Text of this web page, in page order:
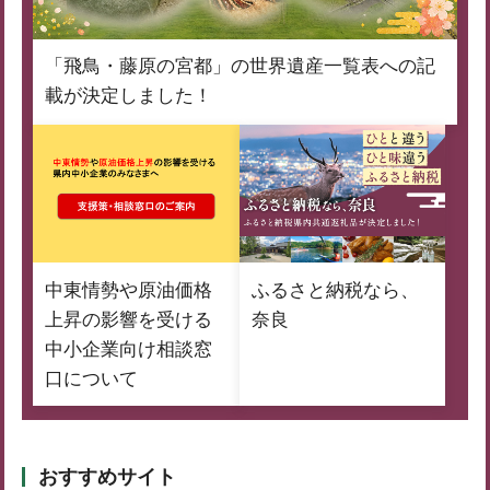
「飛鳥・藤原の宮都」の世界遺産一覧表への記
載が決定しました！
中東情勢や原油価格
上昇の影響を受ける
中小企業向け相談窓
口について
ふるさと納税なら、
奈良
おすすめサイト